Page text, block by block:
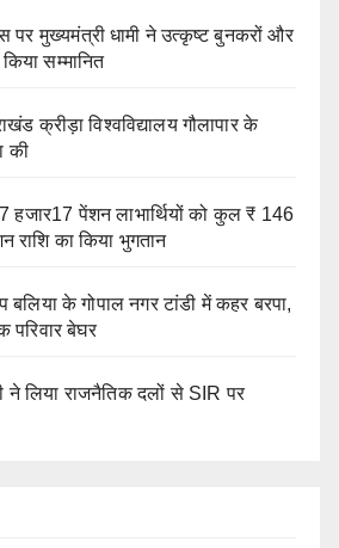
पर मुख्यमंत्री धामी ने उत्कृष्ट बुनकरों और
सम्मानित
क्रीड़ा विश्वविद्यालय गौलापार के
की
हजार17 पेंशन लाभार्थियों को कुल ₹ 146
राशि का किया भुगतान
बलिया के गोपाल नगर टांडी में कहर बरपा,
परिवार बेघर
ने लिया राजनैतिक दलों से SIR पर